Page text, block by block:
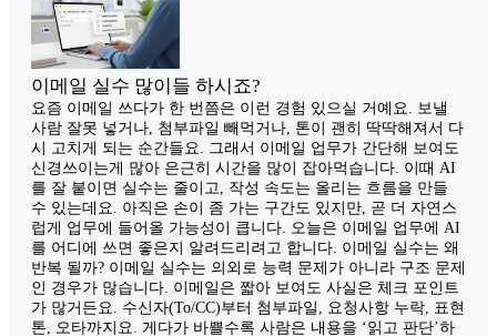
이메일 실수 많이들 하시죠?
요즘 이메일 쓰다가 한 번쯤은 이런 경험 있으실 거예요. 보낼
사람 잘못 넣거나, 첨부파일 빼먹거나, 톤이 괜히 딱딱해져서 다
시 고치게 되는 순간들요. 그래서 이메일 업무가 간단해 보여도
신경쓰이는게 많아 은근히 시간을 많이 잡아먹습니다. 이때 AI
를 잘 붙이면 실수는 줄이고, 작성 속도는 올리는 흐름을 만들
수 있는데요. 아직은 손이 좀 가는 구간도 있지만, 곧 더 자연스
럽게 업무에 들어올 가능성이 큽니다. 오늘은 이메일 업무에 AI
를 어디에 쓰면 좋은지 알려드리려고 합니다. 이메일 실수는 왜
반복 될까? 이메일 실수는 의외로 능력 문제가 아니라 구조 문제
인 경우가 많습니다. 이메일은 짧아 보여도 사실은 체크 포인트
가 많거든요. 수신자(To/CC)부터 첨부파일, 요청사항 누락, 표현
톤, 오타까지요. 게다가 바쁠수록 사람은 내용을 ‘읽고 판단’하